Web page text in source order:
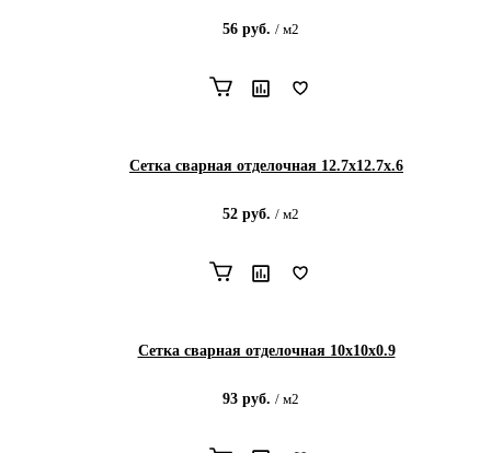
56 руб. / м2
Сетка сварная отделочная 12.7х12.7х.6
52 руб. / м2
Сетка сварная отделочная 10х10х0.9
93 руб. / м2